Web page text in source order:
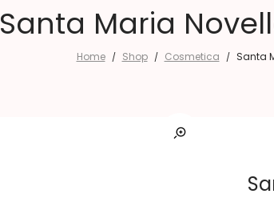
Santa Maria
Home / Shop / Cosmetica / Santa